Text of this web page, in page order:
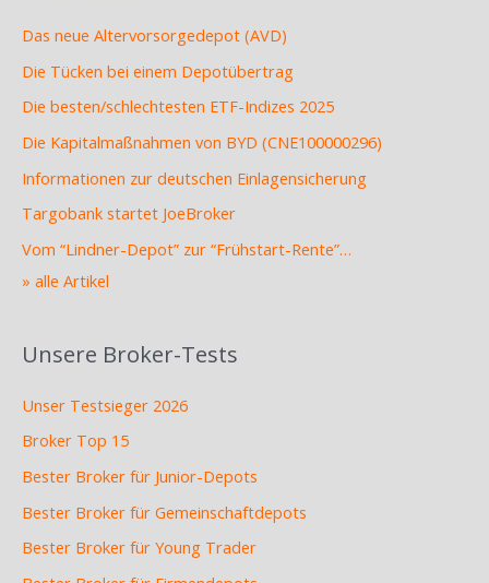
Das neue Altervorsorgedepot (AVD)
Die Tücken bei einem Depotübertrag
Die besten/schlechtesten ETF-Indizes 2025
Die Kapitalmaßnahmen von BYD (CNE100000296)
Informationen zur deutschen Einlagensicherung
Targobank startet JoeBroker
Vom “Lindner-Depot” zur “Frühstart-Rente”…
» alle Artikel
Unsere Broker-Tests
Unser Testsieger 2026
Broker Top 15
Bester Broker für Junior-Depots
Bester Broker für Gemeinschaftdepots
Bester Broker für Young Trader